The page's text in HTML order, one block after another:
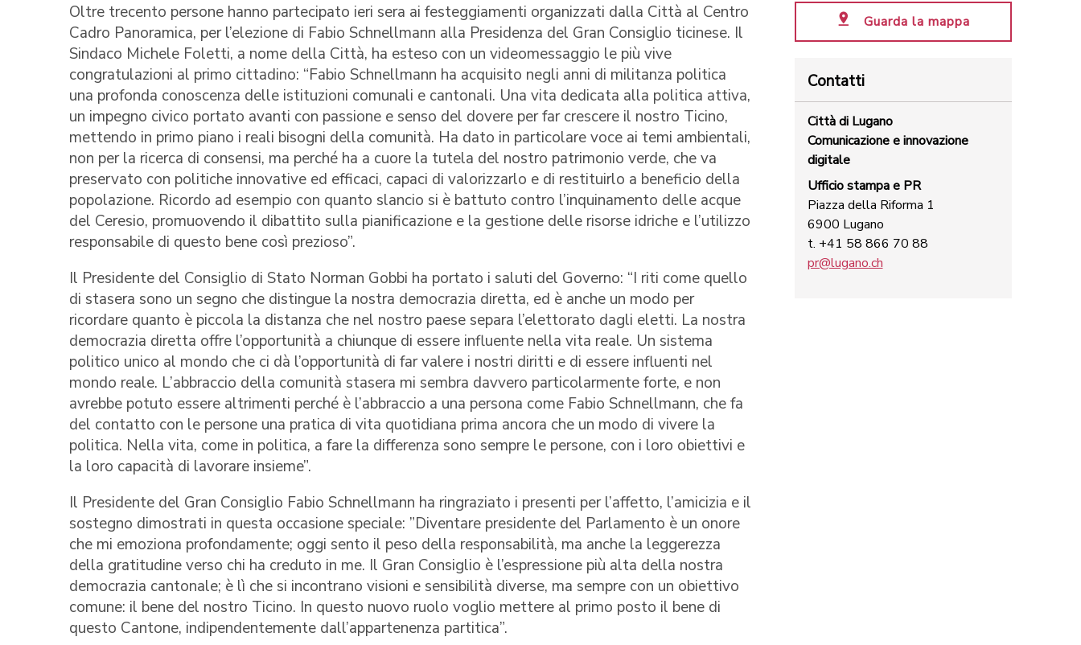
Oltre trecento persone hanno partecipato ieri sera ai festeggiamenti organizzati dalla Città al Centro
Cadro Panoramica, per l’elezione di Fabio Schnellmann alla Presidenza del Gran Consiglio ticinese. Il
Sindaco Michele Foletti, a nome della Città, ha esteso con un videomessaggio le più vive
congratulazioni al primo cittadino: “Fabio Schnellmann ha acquisito negli anni di militanza politica
una profonda conoscenza delle istituzioni comunali e cantonali. Una vita dedicata alla politica attiva,
un impegno civico portato avanti con passione e senso del dovere per far crescere il nostro Ticino,
mettendo in primo piano i reali bisogni della comunità. Ha dato in particolare voce ai temi ambientali,
non per la ricerca di consensi, ma perché ha a cuore la tutela del nostro patrimonio verde, che va
preservato con politiche innovative ed efficaci, capaci di valorizzarlo e di restituirlo a beneficio della
popolazione. Ricordo ad esempio con quanto slancio si è battuto contro l’inquinamento delle acque
del Ceresio, promuovendo il dibattito sulla pianificazione e la gestione delle risorse idriche e l’utilizzo
responsabile di questo bene così prezioso”.
Il Presidente del Consiglio di Stato Norman Gobbi ha portato i saluti del Governo: “I riti come quello
di stasera sono un segno che distingue la nostra democrazia diretta, ed è anche un modo per
ricordare quanto è piccola la distanza che nel nostro paese separa l’elettorato dagli eletti. La nostra
democrazia diretta offre l’opportunità a chiunque di essere influente nella vita reale. Un sistema
politico unico al mondo che ci dà l’opportunità di far valere i nostri diritti e di essere influenti nel
mondo reale. L’abbraccio della comunità stasera mi sembra davvero particolarmente forte, e non
avrebbe potuto essere altrimenti perché è l’abbraccio a una persona come Fabio Schnellmann, che fa
del contatto con le persone una pratica di vita quotidiana prima ancora che un modo di vivere la
politica. Nella vita, come in politica, a fare la differenza sono sempre le persone, con i loro obiettivi e
la loro capacità di lavorare insieme”.
Il Presidente del Gran Consiglio Fabio Schnellmann ha ringraziato i presenti per l’affetto, l’amicizia e il
sostegno dimostrati in questa occasione speciale: ”Diventare presidente del Parlamento è un onore
che mi emoziona profondamente; oggi sento il peso della responsabilità, ma anche la leggerezza
della gratitudine verso chi ha creduto in me. Il Gran Consiglio è l’espressione più alta della nostra
democrazia cantonale; è lì che si incontrano visioni e sensibilità diverse, ma sempre con un obiettivo
comune: il bene del nostro Ticino. In questo nuovo ruolo voglio mettere al primo posto il bene di
questo Cantone, indipendentemente dall’appartenenza partitica”.
Guarda la mappa
Contatti
Città di Lugano
Comunicazione e innovazione
digitale
Ufficio stampa e PR
Piazza della Riforma 1
6900 Lugano
t. +41 58 866 70 88
pr@lugano.ch